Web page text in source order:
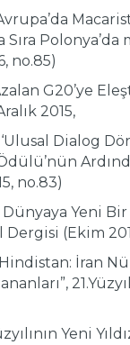
Polonya’da
no.85)
G20’ye
2015,
Dialog
no.83)
Dünyaya Yeni
Dergisi (Ekim
Hindistan: İran
Yeni